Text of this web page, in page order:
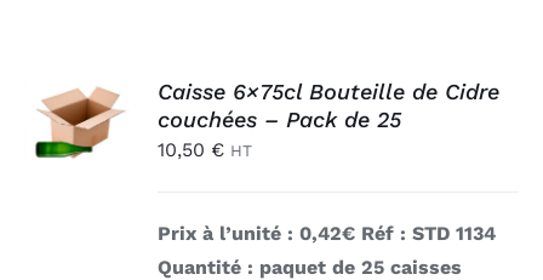
AU
PANIER
/
Caisse 6×75cl Bouteille de Cidre
couchées – Pack de 25
10,50 € HT
Prix à l’unité : 0,42€ Réf : STD 1134
Quantité : paquet de 25 caisses